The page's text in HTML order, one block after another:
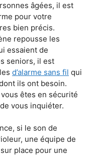
âgées, il est
pour votre
bien précis.
repousse les
essaient de
seniors, il est
d’alarme sans fil qui
ils ont besoin.
êtes en sécurité
vous inquiéter.
si le son de
une équipe de
place pour une